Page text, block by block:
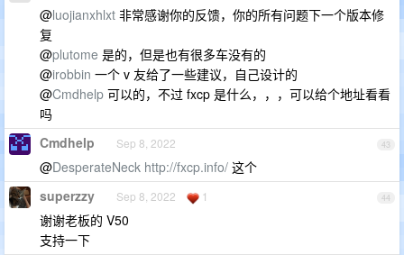
@luojianxhlxt 非常感谢你的反馈，你的所有问题下一个版本修
复
@plutome 是的，但是也有很多车没有的
@irobbin 一个 v 友给了一些建议，自己设计的
@Cmdhelp 可以的，不过 fxcp 是什么，，，可以给个地址看看
吗
43
Cmdhelp Sep 8, 2022
@DesperateNeck http://fxcp.info/ 这个
44
superzzy Sep 8, 2022 1
谢谢老板的 V50
支持一下